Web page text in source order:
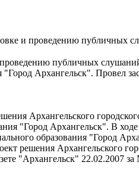
и проведению публичных
публичных
Архангельск". Провел
Архангельского
"Город Архангельск". В
образования "Город
Архангельского
"Архангельск" 22.02.2007